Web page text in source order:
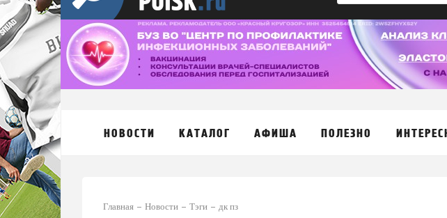
НОВОСТИ КАТАЛОГ АФИША ПОЛЕЗНО
Главная Новости Тэги дк пз